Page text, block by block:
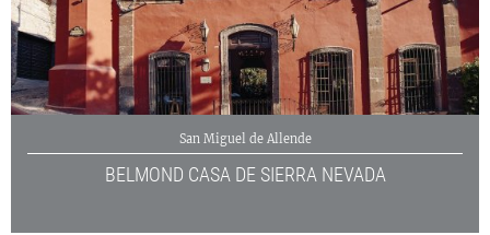
San Miguel de Allende
BELMOND CASA DE SIERRA NEVADA